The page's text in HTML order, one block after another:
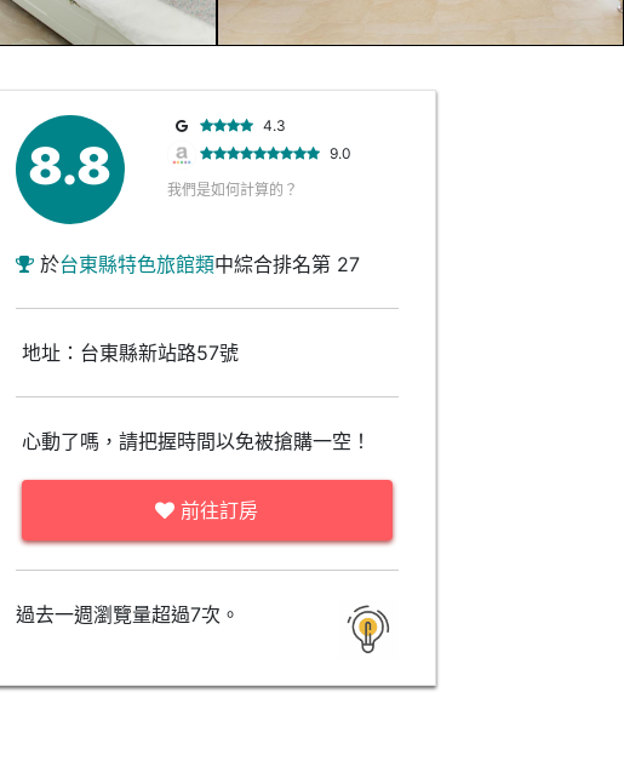
8.8
4.3
9.0
我們是如何計算的？
於台東縣特色旅館類中綜合排名第 27
地址：台東縣新站路57號
心動了嗎，請把握時間以免被搶購一空！
前往訂房
過去一週瀏覽量超過7次。